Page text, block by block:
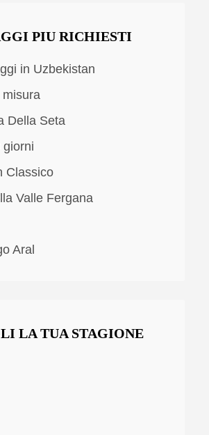
PIU RICHIESTI
in Uzbekistan
Della Seta
giorni
Classico
Valle Fergana
Aral
LA TUA STAGIONE